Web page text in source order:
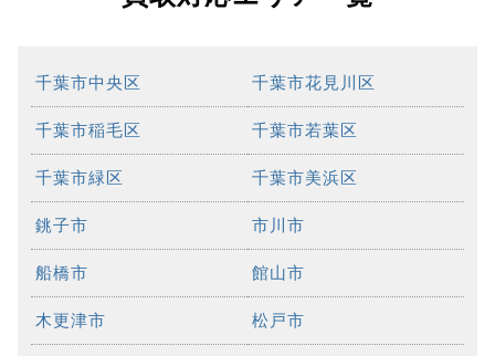
千葉市中央区 千葉市花見川区
千葉市稲毛区 千葉市若葉区
千葉市緑区 千葉市美浜区
銚子市 市川市
船橋市 館山市
木更津市 松戸市